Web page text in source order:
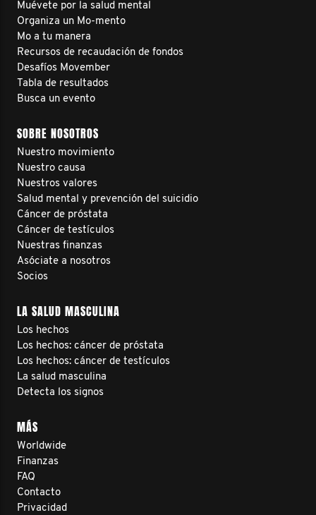
Muévete por la salud mental
Organiza un Mo-mento
Mo a tu manera
Recursos de recaudación de fondos
Desafíos Movember
Tabla de resultados
Busca un evento
SOBRE NOSOTROS
Nuestro movimiento
Nuestro causa
Nuestros valores
Salud mental y prevención del suicidio
Cáncer de próstata
Cáncer de testículos
Nuestras finanzas
Asóciate a nosotros
Socios
LA SALUD MASCULINA
Los hechos
Los hechos: cáncer de próstata
Los hechos: cáncer de testículos
La salud masculina
Detecta los signos
MÁS
Worldwide
Finanzas
FAQ
Contacto
Privacidad